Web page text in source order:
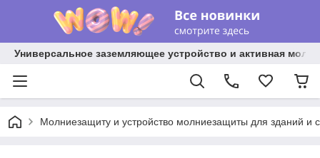
Универсальное заземляющее устройство и активная
Молниезащиту и устройство молниезащиты для зданий и